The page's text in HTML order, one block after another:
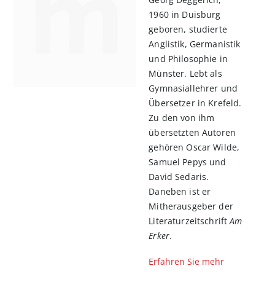
1960 in Duisburg
geboren, studierte
Anglistik, Germanistik
und Philosophie in
Münster. Lebt als
Gymnasiallehrer und
Übersetzer in Krefeld.
Zu den von ihm
übersetzten Autoren
gehören Oscar Wilde,
Samuel Pepys und
David Sedaris.
Daneben ist er
Mitherausgeber der
LiteraturzeitschriftAm
Erker.
Erfahren Sie mehr